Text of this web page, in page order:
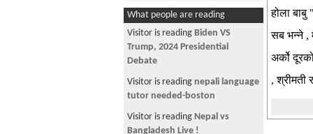
What people are reading
Visitor from US is reading
iGoogle- its wicked...
Show, Nepali Comedy Show
MP3s???
होला
सब भन्ने ,
अर्को
, श्रीमती